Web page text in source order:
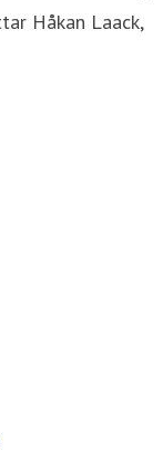
Håkan Laack,